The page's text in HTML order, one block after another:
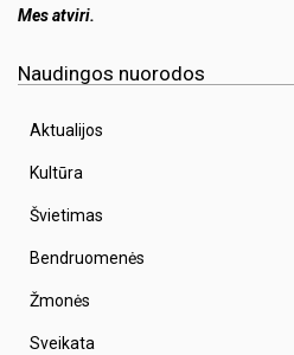
Mes atviri.
Naudingos nuorodos
Aktualijos
Kultūra
Švietimas
Bendruomenės
Žmonės
Sveikata